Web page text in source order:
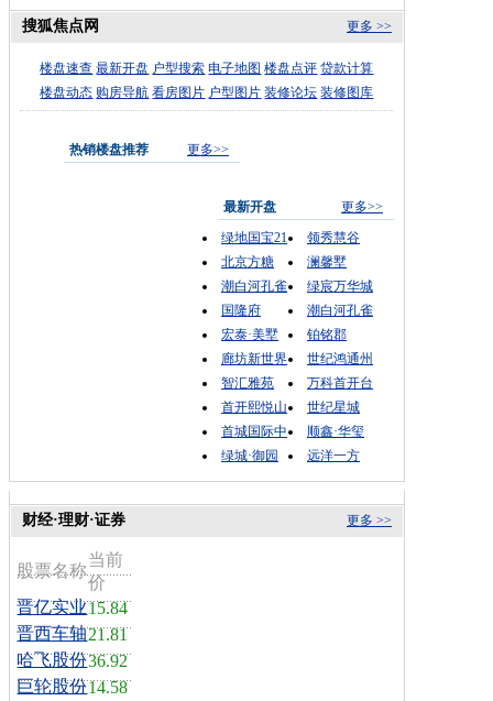
更多 >>
搜狐焦点网
楼盘速查 最新开盘 户型搜索 电子地图 楼盘点评 贷款计算
楼盘动态 购房导航 看房图片 户型图片 装修论坛 装修图库
热销楼盘推荐 更多>>
最新开盘
更多>>
绿地国宝21
领秀慧谷
北京方糖
澜馨墅
潮白河孔雀
绿宸万华城
国隆府
潮白河孔雀
宏泰·美墅
铂铭郡
廊坊新世界
世纪鸿通州
智汇雅苑
万科首开台
首开熙悦山
世纪星城
首城国际中
顺鑫·华玺
绿城·御园
远洋一方
更多 >>
财经·理财·证券
股票名称
当前
价
晋亿实业15.84
晋西车轴21.81
哈飞股份36.92
巨轮股份14.58